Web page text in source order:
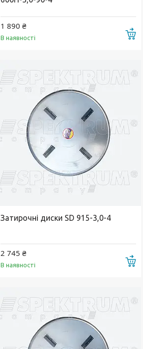
1 890 ₴
В наявності
Затирочні диски SD 915-3,0-4
2 745 ₴
В наявності